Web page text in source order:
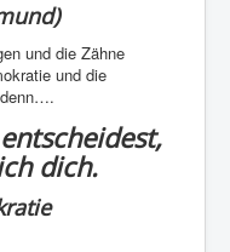
und die Zähne
und die
dich.